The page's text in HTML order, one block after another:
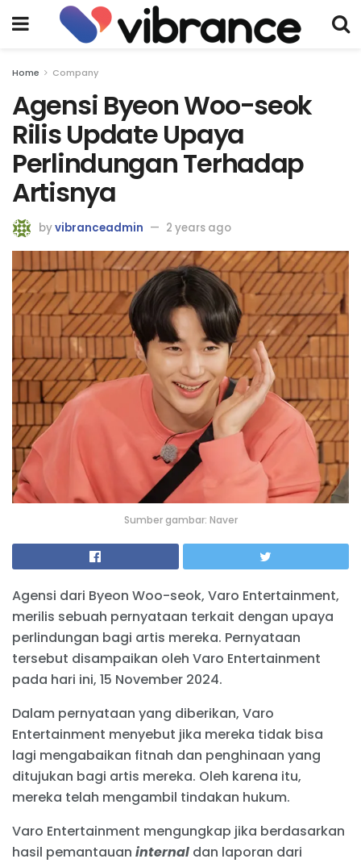
Home Company
Agensi Byeon Woo-seok
Rilis Update Upaya
Perlindungan Terhadap
Artisnya
byvibranceadmin 2 years ago
Sumber gambar: Naver
Agensi dari Byeon Woo-seok, Varo Entertainment,
merilis sebuah pernyataan terkait dengan upaya
perlindungan bagi artis mereka. Pernyataan
tersebut disampaikan oleh Varo Entertainment
pada hari ini, 15 November 2024.
Dalam pernyataan yang diberikan, Varo
Entertainment menyebut jika mereka tidak bisa
lagi mengabaikan fitnah dan penghinaan yang
ditujukan bagi artis mereka. Oleh karena itu,
mereka telah mengambil tindakan hukum.
Varo Entertainment mengungkap jika berdasarkan
hasil pemantauan internal dan laporan dari